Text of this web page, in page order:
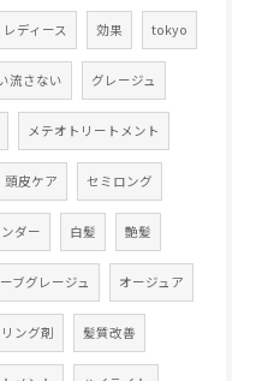
レディース 効果 tokyo
流さない グレージュ
メテオトリートメント
頭皮ケア セミロング
ダー 白髪 艶髪
ブグレージュ オージュア
ング剤 髪質改善